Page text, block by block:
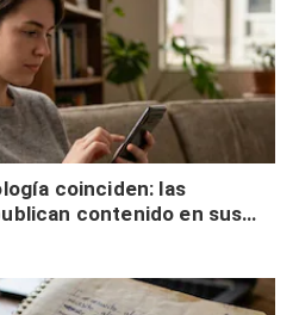
coinciden: las
contenido en sus
buscar validación